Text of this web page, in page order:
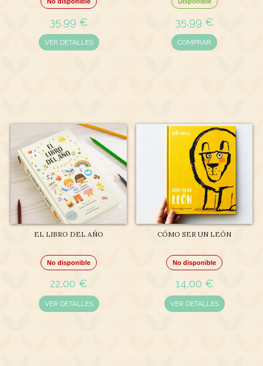
35,99 €
VER DETALLES
35,99 €
COMPRAR
EL LIBRO DEL AÑO
No disponible
22,00 €
VER DETALLES
CÓMO SER UN LEÓN
No disponible
14,00 €
VER DETALLES